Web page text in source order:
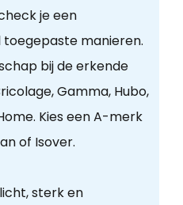
je een
manieren.
bij de erkende
Gamma, Hubo,
Kies een A-merk
of Isover.
sterk en